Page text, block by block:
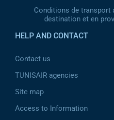
Conditions de transport
destination et en
HELP AND CONTACT
Contact us
TUNISAIR agencies
Site map
Access to Information